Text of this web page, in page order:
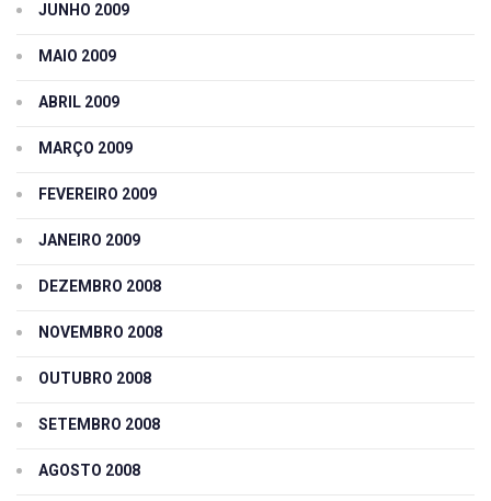
JUNHO 2009
MAIO 2009
ABRIL 2009
MARÇO 2009
FEVEREIRO 2009
JANEIRO 2009
DEZEMBRO 2008
NOVEMBRO 2008
OUTUBRO 2008
SETEMBRO 2008
AGOSTO 2008